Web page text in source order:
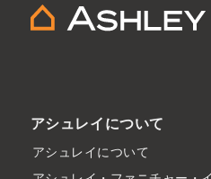
アシュレイについて
アシュレイについて